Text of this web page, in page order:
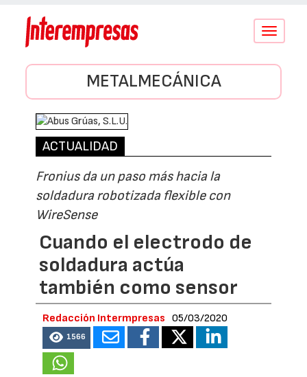
Conmutar
METALMECÁNICA
ACTUALIDAD
Fronius da un paso más hacia la
soldadura robotizada flexible con
WireSense
Cuando el electrodo de
soldadura actúa
también como sensor
Redacción Intermpresas 05/03/2020
1566